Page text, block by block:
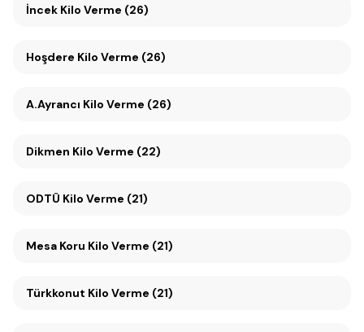
İncek Kilo Verme (26)
Hoşdere Kilo Verme (26)
A.Ayrancı Kilo Verme (26)
Dikmen Kilo Verme (22)
ODTÜ Kilo Verme (21)
Mesa Koru Kilo Verme (21)
Türkkonut Kilo Verme (21)